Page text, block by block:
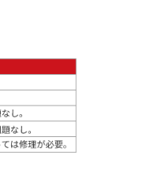
ヴィンテージ